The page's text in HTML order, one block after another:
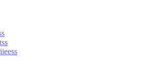
s
tss
iieess